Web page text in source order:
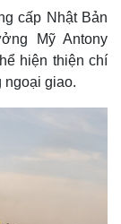
cấp Nhật Bản
Mỹ Antony
hiện thiện chí
ngoại giao.